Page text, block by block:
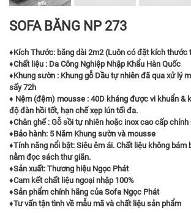
SOFA BĂNG NP 273
♦Kích Thước: băng dài 2m2 (Luôn có đặt kích thước
♦Chất liệu : Da Công Nghiệp Nhập Khẩu Hàn Quốc
♦Khung sườn : Khung gỗ Dầu tự nhiên đã qua xử lý
sấy 72h
♦ Nệm (đệm) mousse : 40D kháng được vi khuẩn &
độ đàn hồi tốt, hạn chế xẹp lún tối đa.
♦Chân ghế : Gỗ sồi tự nhiên hoặc inox cao cấp chính
♦Bảo hành: 5 Năm Khung sườn và mousse
♦Tính năng nổi bật: Siêu êm ái. Chất liệu không bám
nằm đọc sách thư giãn.
♦Sản xuất: Thương hiệu Ngọc Phát
♦Cam kết chất liệu ngoại nhập 100%
♦Sản phẩm chính hãng của Sofa Ngọc Phát
♦Tư vấn tận tình về mẫu mã và chất liệu sản phẩm